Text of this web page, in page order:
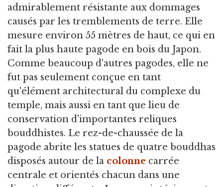
admirablement résistante aux dommages
causés par les tremblements de terre. Elle
mesure environ 55 mètres de haut, ce qui en
fait la plus haute pagode en bois du Japon.
Comme beaucoup d'autres pagodes, elle ne
fut pas seulement conçue en tant
qu'élément architectural du complexe du
temple, mais aussi en tant que lieu de
conservation d'importantes reliques
bouddhistes. Le rez-de-chaussée de la
pagode abrite les statues de quatre bouddhas
disposés autour de la colonne carrée
centrale et orientés chacun dans une